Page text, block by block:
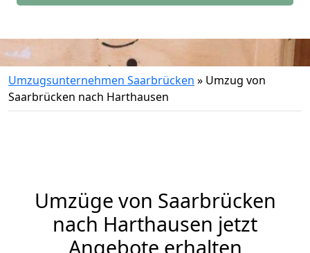
Umzugsunternehmen Saarbrücken » Umzug von
Saarbrücken nach Harthausen
Umzüge von Saarbrücken
nach Harthausen jetzt
Angebote erhalten